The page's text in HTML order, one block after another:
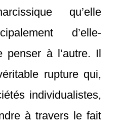
qu’elle
d’elle-
penser à l’autre. Il
rupture qui,
individualistes,
à travers le fait